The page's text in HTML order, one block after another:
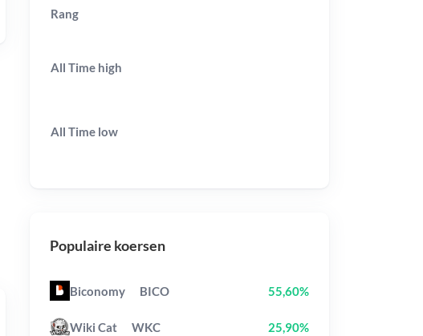
Rang
All Time high
All Time low
Populaire koersen
Biconomy BICO 55,60%
Wiki Cat WKC 25,90%